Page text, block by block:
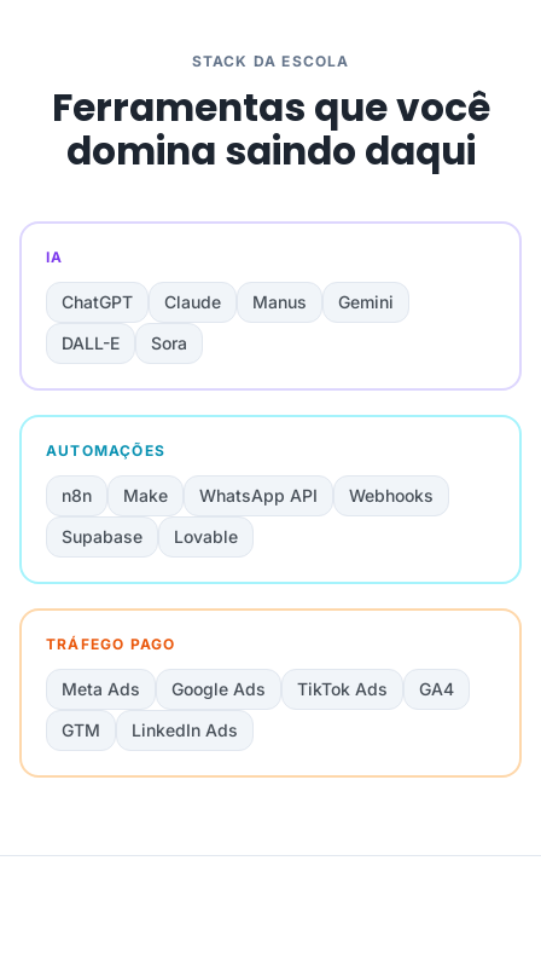
STACK DA ESCOLA
Ferramentas que você
domina saindo daqui
IA
ChatGPT Claude Manus
Gemini
DALL-E
Sora
AUTOMAÇÕES
n8n Make WhatsApp API
Webhooks
Supabase
Lovable
TRÁFEGO PAGO
Meta Ads Google Ads TikTok Ads
GA4
GTM
LinkedIn Ads